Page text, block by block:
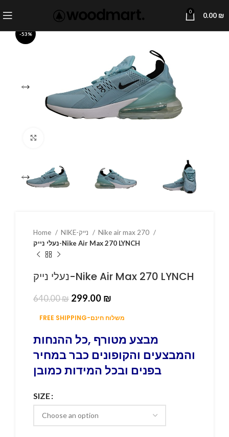
0 0.00 ₪
-53%
Home
Nike air max 270
נעלי נייק-Nike Air Max 270 LYNCH
נעלי נייק-Nike Air Max 270 LYNCH
640.00₪ 299.00 ₪
FREE SHIPPING-משלוח חינם
מבצע מטורף ,כל ההנחות
והמבצעים והקופונים כבר במחיר
בפנים ובכל המידות כמובן
SIZE